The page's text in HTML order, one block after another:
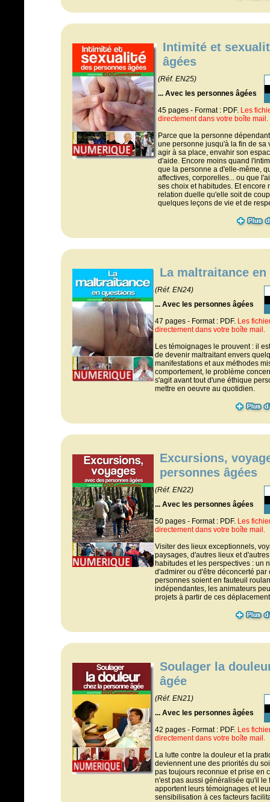
Intimité et
âgées
(Réf. EN25)
... Avec les personnes âgées
45 pages - Format : PDF. Les
directement dans votre boîte mail.
Parce que la personne
une personne jusqu'à la fin de sa
agir à sa place, envahir son
d'aide. Encore moins quand
que la personne a d'elle-même,
affectives, corporelles... ou que
ses choix et habitudes. Et encore
relation duelle qu'elle soit de
quelques leçons de vie et de
La maltraitance
(Réf. EN24)
... Avec les personnes âgées
47 pages - Format : PDF. Les
directement dans votre boîte mail.
Les témoignages le prouvent : il
de devenir maltraitant envers
manifestations et aux méthodes
comportement, le problème
s'agit avant tout d'une éthique
mettre en oeuvre au quotidien.
Excursions,
personnes âgées
(Réf. EN22)
... Avec les personnes âgées
50 pages - Format : PDF. Les
directement dans votre boîte mail.
Visiter des lieux exceptionnels,
paysages, d'autres lieux et
habitudes et les perspectives : un
d'admirer ou d'être déconcerté
personnes soient en fauteuil
indépendantes, les animateurs
projets à partir de ces
Soulager la
âgée
(Réf. EN21)
... Avec les personnes âgées
42 pages - Format : PDF. Les
directement dans votre boîte mail.
La lutte contre la douleur et la
deviennent une des priorités du
pas toujours reconnue et prise en
n'est pas aussi généralisée qu'il
apportent leurs témoignages et
sensibilisation à ces facteurs